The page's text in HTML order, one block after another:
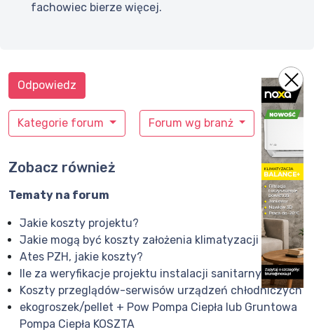
fachowiec bierze więcej.
Kategorie forum Forum wg branż
Odpowiedz
Zobacz również
Tematy na forum
Jakie koszty projektu?
Jakie mogą być koszty założenia klimatyzacji ?
Ates PZH, jakie koszty?
Ile za weryfikacje projektu instalacji sanitarnych?
Koszty przeglądów-serwisów urządzeń chłodniczych
ekogroszek/pellet + Pow Pompa Ciepła lub Gruntowa
Pompa Ciepła KOSZTA